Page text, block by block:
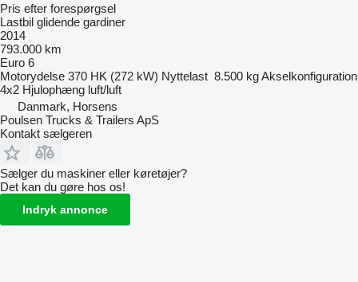
Pris efter forespørgsel
Lastbil glidende gardiner
2014
793.000 km
Euro 6
Motorydelse 370 HK (272 kW) Nyttelast 8.500 kgAkselkonfiguration
4x2 Hjulophæng luft/luft
Danmark, Horsens
Poulsen Trucks & Trailers ApS
Kontakt sælgeren
Sælger du maskiner eller køretøjer?
Det kan du gøre hos os!
Indryk annonce